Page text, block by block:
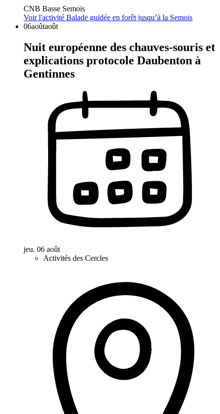
CNB Basse Semois
Voir l'activité Balade guidée en forêt jusqu’à la Semois
06aoûtaoût
Nuit européenne des chauves-souris et
explications protocole Daubenton à
Gentinnes
jeu. 06 août
Activités des Cercles